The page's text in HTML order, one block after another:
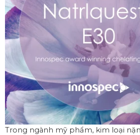
Trong ngành mỹ phẩm, kim loại